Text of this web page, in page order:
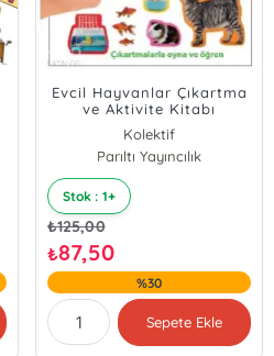
Evcil Hayvanlar Çıkartma
ve Aktivite Kitabı
Kolektif
Parıltı Yayıncılık
Stok : 1+
₺125,00
₺87,50
%30
Sepete Ekle